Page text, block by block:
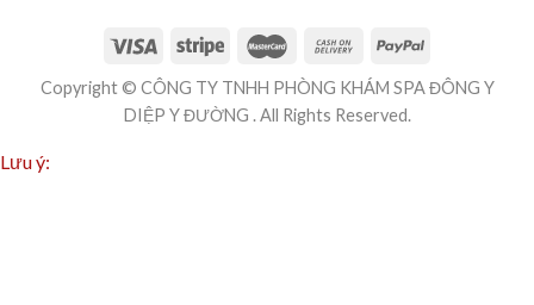
Copyright © CÔNG TY TNHH PHÒNG KHÁM SPA ĐÔNG Y
DIỆP Y ĐƯỜNG . All Rights Reserved.
Lưu ý: